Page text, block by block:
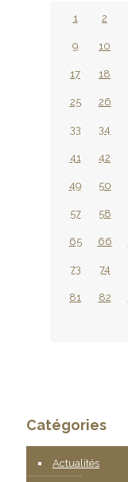
1 2
9 10
17 18
25 26
33 34
41 42
49 50
57 58
65 66
73 74
81 82
Catégories
Actualités